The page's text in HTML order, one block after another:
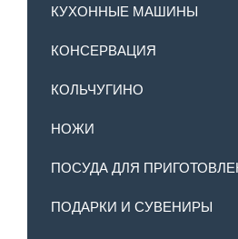
КУХОННЫЕ МАШИНЫ
КОНСЕРВАЦИЯ
КОЛЬЧУГИНО
НОЖИ
ПОСУДА ДЛЯ
ПОДАРКИ И СУВЕНИРЫ